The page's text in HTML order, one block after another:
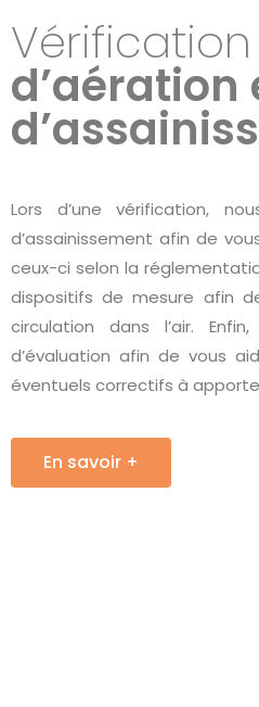
Vérification
d’aération
Lors d’une vérification,
d’assainissement afin de
ceux-ci selon la
dispositifs de mesure afin
circulation dans l’air.
d’évaluation afin de vous
éventuels correctifs à
En savoir +